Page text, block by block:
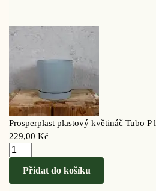
Prosperplast plastový květináč Tubo
229,00 Kč
Přidat do košíku